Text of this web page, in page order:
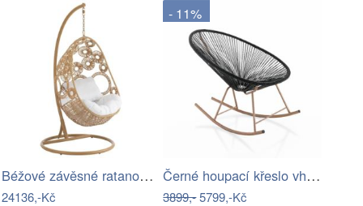
Béžové závěsné ratanové křeslo Bule…
24136,-Kč
- 11%
Černé houpací křeslo vhodné do…
3899,-5799,-Kč